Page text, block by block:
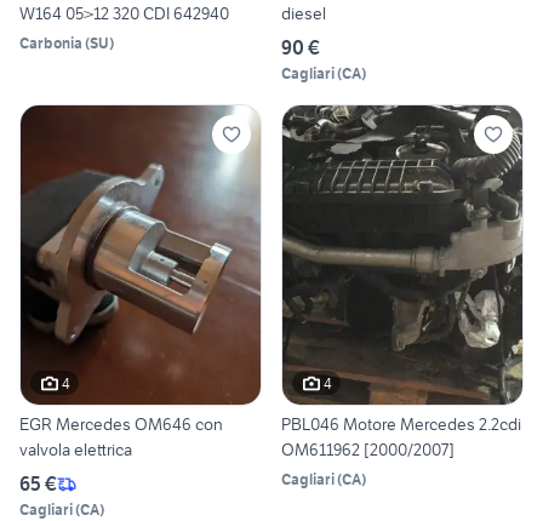
W164 05>12 320 CDI 642940
Carbonia (SU)
diesel
90 €
Cagliari(CA)
4
EGR Mercedes OM646 con
valvola elettrica
65 €
Cagliari(CA)
4
PBL046 Motore Mercedes 2.2cdi
OM611962 [2000/2007]
Cagliari(CA)